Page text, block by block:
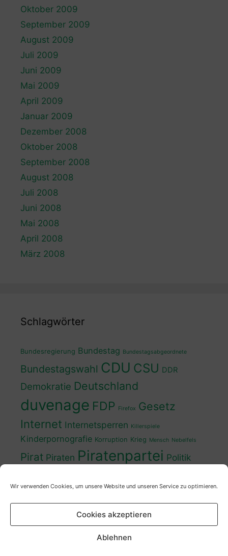
Wir verwenden Cookies, um unsere Website und unseren Service zu optimieren.
Cookies akzeptieren
Ablehnen
Oktober 2009
September 2009
August 2009
Juli 2009
Juni 2009
Mai 2009
April 2009
Januar 2009
Dezember 2008
Oktober 2008
September 2008
August 2008
Juli 2008
Juni 2008
Mai 2008
April 2008
März 2008
Schlagwörter
Bundesregierung Bundestag Bundestagsabgeordnete
Bundestagswahl CDU CSU DDR
Demokratie Deutschland
duvenage FDP Firefox Gesetz
Internet Internetsperren Killerspiele
Kinderpornografie Korruption Krieg Mensch Nebelfels
Pirat Piraten Piratenpartei Politik
Wahlkampf Wahlprogramm Wähler
Zensur Zensursula Überwachung